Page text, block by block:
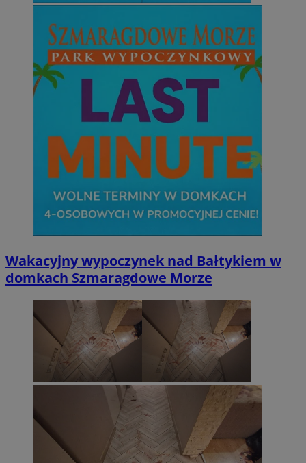
Wakacyjny wypoczynek nad Bałtykiem w
domkach Szmaragdowe Morze